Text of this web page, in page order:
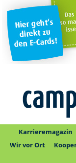
Karrieremagazin
Wir vor Ort